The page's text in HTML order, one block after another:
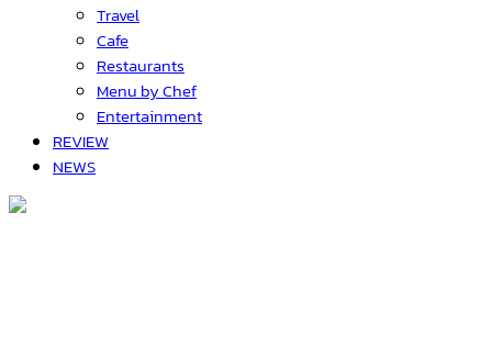
Travel
Cafe
Restaurants
Menu by Chef
Entertainment
REVIEW
NEWS